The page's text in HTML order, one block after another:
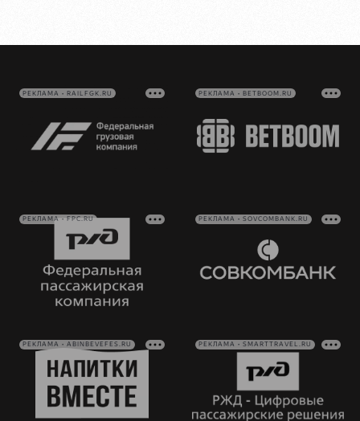
РЕКЛАМА • RAILFGK.RU РЕКЛАМА • BETBOOM.RU
РЕКЛАМА • FPC.RU РЕКЛАМА • SOVCOMBANK.RU
РЕКЛАМА • ABINBEVEFES.RU РЕКЛАМА • SMARTTRAVEL.RU